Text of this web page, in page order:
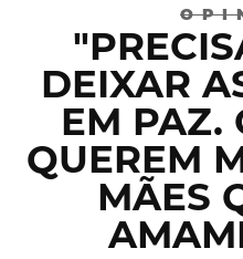
DEIXAR
EM PAZ.
QUEREM
MÃES